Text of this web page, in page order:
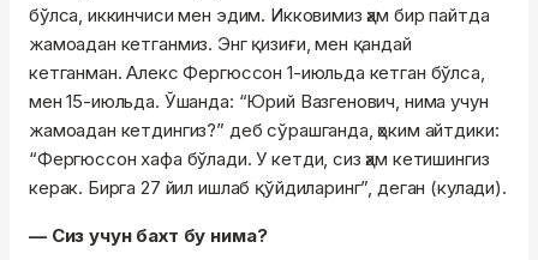
бўлса, иккинчиси мен эдим. Икковимиз ҳам бир пайтда
жамоадан кетганмиз. Энг қизиғи, мен қандай
кетганман. Алекс Фергюссон 1-июльда кетган бўлса,
мен 15-июльда. Ўшанда: “Юрий Вазгенович, нима учун
жамоадан кетдингиз?” деб сўрашганда, ҳоким айтдики:
“Фергюссон хафа бўлади. У кетди, сиз ҳам кетишингиз
керак. Бирга 27 йил ишлаб қўйдиларинг”, деган (кулади).
— Сиз учун бахт бу нима?